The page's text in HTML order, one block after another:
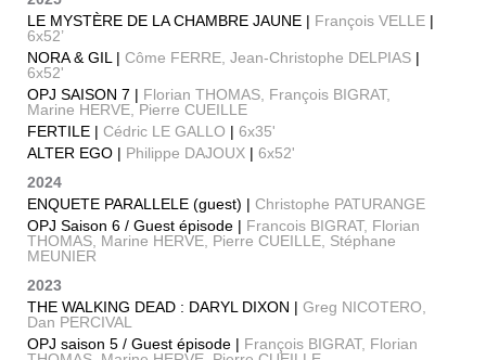
LE MYSTÈRE DE LA CHAMBRE JAUNE | François VELLE |
6x52’
NORA & GIL | Côme FERRE, Jean-Christophe DELPIAS |
6x52'
OPJ SAISON 7 | Florian THOMAS, François BIGRAT,
Marine HERVE, Pierre CUEILLE
FERTILE | Cédric LE GALLO | 6x35'
ALTER EGO | Philippe DAJOUX | 6x52'
2024
ENQUETE PARALLELE (guest) | Christophe PATURANGE
OPJ Saison 6 / Guest épisode | Francois BIGRAT, Florian
THOMAS, Marine HERVE, Pierre CUEILLE, Stéphane
MEUNIER
2023
THE WALKING DEAD : DARYL DIXON | Greg NICOTERO,
Dan PERCIVAL
OPJ saison 5 / Guest épisode | François BIGRAT, Florian